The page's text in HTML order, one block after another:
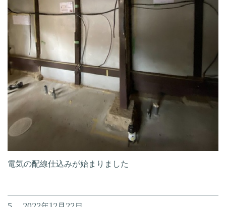
電気の配線仕込みが始まりました